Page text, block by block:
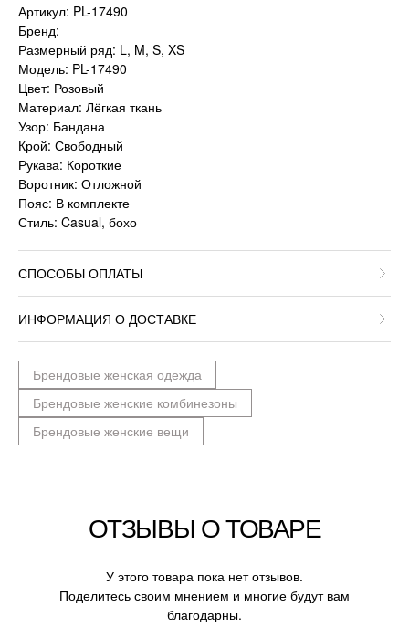
Артикул: PL-17490
Бренд:
Размерный ряд: L, M, S, XS
Модель: PL-17490
Цвет: Розовый
Материал: Лёгкая ткань
Узор: Бандана
Крой: Свободный
Рукава: Короткие
Воротник: Отложной
Пояс: В комплекте
Стиль: Casual, бохо
СПОСОБЫ ОПЛАТЫ
ИНФОРМАЦИЯ О ДОСТАВКЕ
Брендовые женская одежда
Брендовые женские комбинезоны
Брендовые женские вещи
ОТЗЫВЫ О ТОВАРЕ
У этого товара пока нет отзывов.
Поделитесь своим мнением и многие будут вам
благодарны.